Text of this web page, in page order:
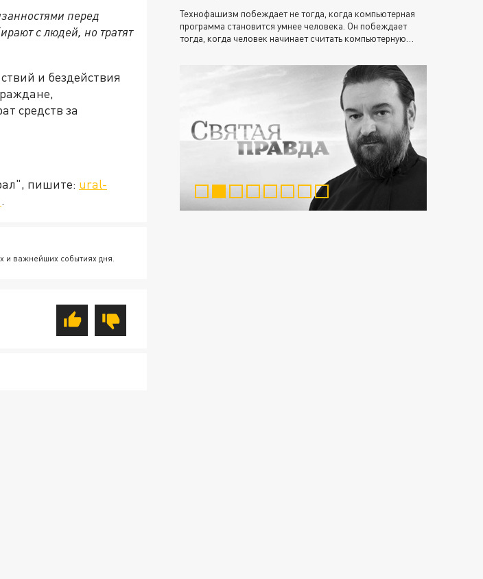
перед
с людей, но тратят
и бездействия
средств за
пишите: ural-
.
и важнейших событиях дня.
Технофашизм побеждает не тогда, когда компьютерная
программа становится умнее человека. Он побеждает
тогда, когда человек начинает считать компьютерную